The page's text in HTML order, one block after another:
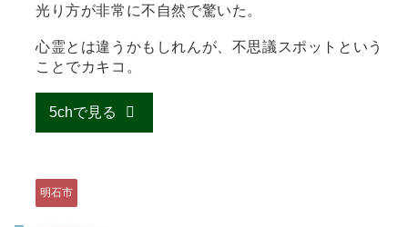
光り方が非常に不自然で驚いた。
心霊とは違うかもしれんが、不思議スポットという
ことでカキコ。
5chで見る
明石市